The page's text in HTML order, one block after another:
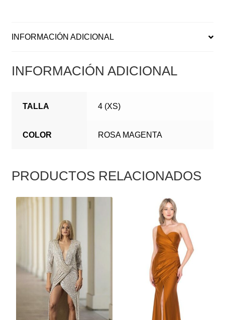
INFORMACIÓN ADICIONAL
INFORMACIÓN ADICIONAL
TALLA 4 (XS)
COLOR ROSA MAGENTA
PRODUCTOS RELACIONADOS
ESTE
MÚLTIPLES
VARIANTES.
LAS
OPCIONES
PUEDEN
PRODUCTO
MÚLTIPLES
VARIANTES.
OPCIONES